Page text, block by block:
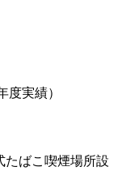
度実績）
たばこ喫煙場所設